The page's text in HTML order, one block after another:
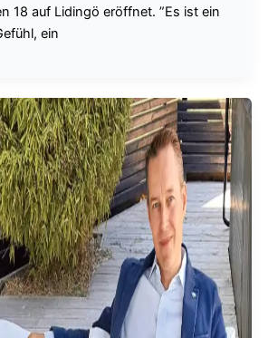
18 auf Lidingö eröffnet. ”Es ist ein
ein